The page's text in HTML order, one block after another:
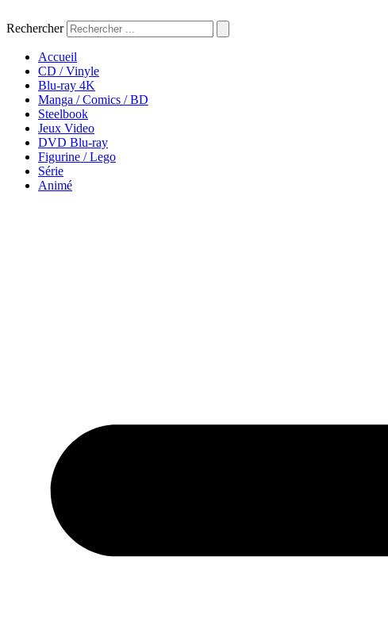
au
Rechercher
Accueil
CD / Vinyle
Blu-ray 4K
Manga / Comics / BD
Steelbook
Jeux Video
DVD Blu-ray
Figurine / Lego
Série
Animé